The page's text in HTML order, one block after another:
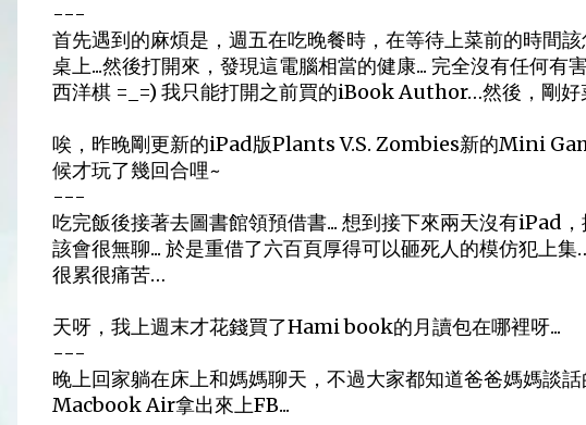
---
首先遇到的麻煩是，週五在吃晚餐時，在等待上菜前的時間
桌上...然後打開來，發現這電腦相當的健康... 完全沒有任何有
西洋棋 =_=) 我只能打開之前買的iBook Author…然後，剛好
唉，昨晚剛更新的iPad版Plants V.S. Zombies新的Mini
候才玩了幾回合哩~
---
吃完飯後接著去圖書館領預借書... 想到接下來兩天沒有iPad
該會很無聊... 於是重借了六百頁厚得可以砸死人的模仿犯上
很累很痛苦…
天呀，我上週末才花錢買了Hami book的月讀包在哪裡呀...
---
晚上回家躺在床上和媽媽聊天，不過大家都知道爸爸媽媽談
Macbook Air拿出來上FB...